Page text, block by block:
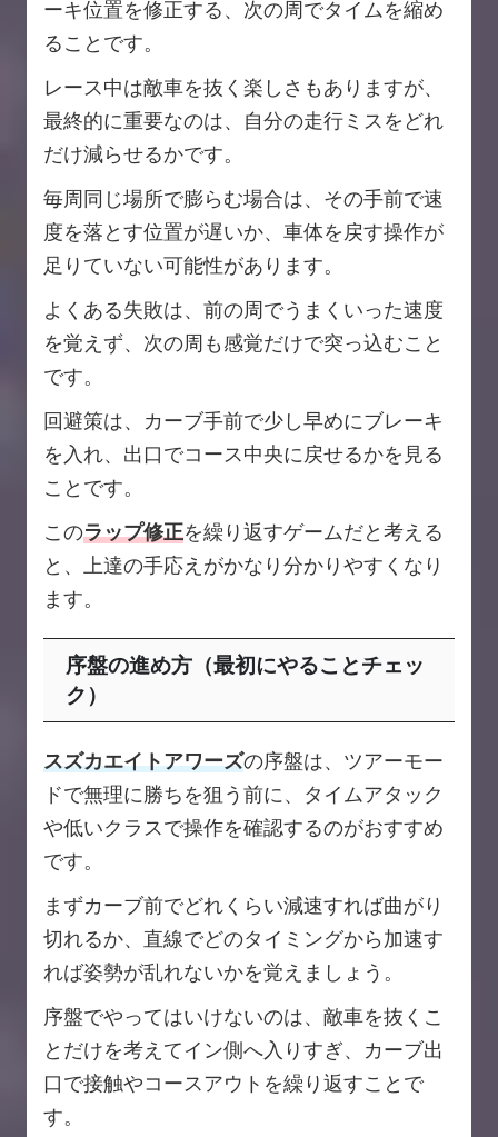
ーキ位置を修正する、次の周でタイムを縮め
ることです。
レース中は敵車を抜く楽しさもありますが、
最終的に重要なのは、自分の走行ミスをどれ
だけ減らせるかです。
毎周同じ場所で膨らむ場合は、その手前で速
度を落とす位置が遅いか、車体を戻す操作が
足りていない可能性があります。
よくある失敗は、前の周でうまくいった速度
を覚えず、次の周も感覚だけで突っ込むこと
です。
回避策は、カーブ手前で少し早めにブレーキ
を入れ、出口でコース中央に戻せるかを見る
ことです。
このラップ修正を繰り返すゲームだと考える
と、上達の手応えがかなり分かりやすくなり
ます。
序盤の進め方（最初にやることチェッ
ク）
スズカエイトアワーズの序盤は、ツアーモー
ドで無理に勝ちを狙う前に、タイムアタック
や低いクラスで操作を確認するのがおすすめ
です。
まずカーブ前でどれくらい減速すれば曲がり
切れるか、直線でどのタイミングから加速す
れば姿勢が乱れないかを覚えましょう。
序盤でやってはいけないのは、敵車を抜くこ
とだけを考えてイン側へ入りすぎ、カーブ出
口で接触やコースアウトを繰り返すことで
す。